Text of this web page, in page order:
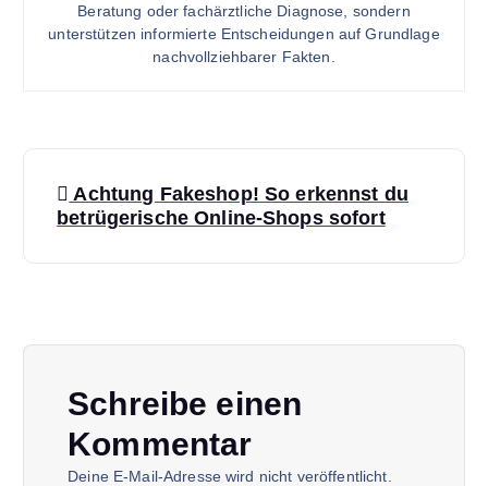
Beratung oder fachärztliche Diagnose, sondern
unterstützen informierte Entscheidungen auf Grundlage
nachvollziehbarer Fakten.
t
Achtung Fakeshop! So erkennst du
betrügerische Online-Shops sofort
Schreibe einen
Kommentar
Deine E-Mail-Adresse wird nicht veröffentlicht.